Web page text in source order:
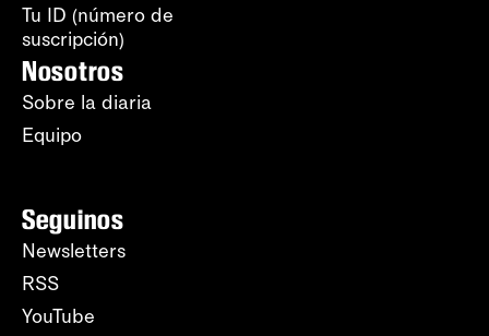
Tu ID (número de
suscripción)
Nosotros
Sobre la diaria
Equipo
Seguinos
Newsletters
RSS
YouTube